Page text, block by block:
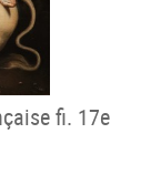
fi. 17e